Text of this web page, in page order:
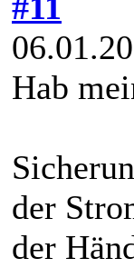
Hab
der
der